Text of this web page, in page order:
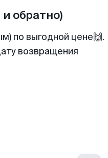
и обратно)
по выгодной цене🙌.
возвращения